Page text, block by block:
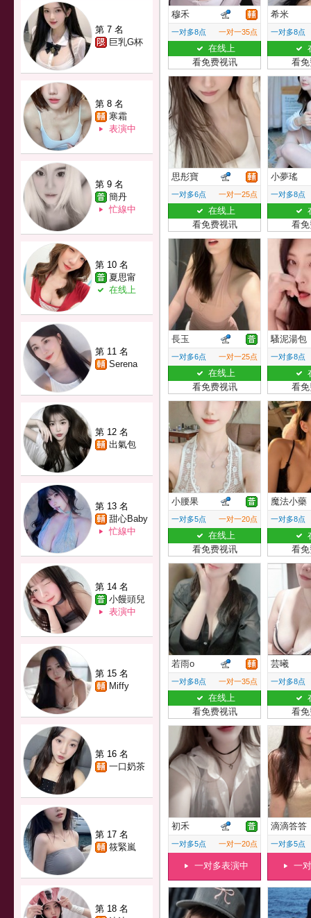
第 7 名
巨乳G杯
第 8 名
寒霜
表演中
第 9 名
簡丹
忙線中
第 10 名
夏思甯
在线上
第 11 名
Serena
第 12 名
出氣包
第 13 名
甜心Baby
忙線中
第 14 名
小饅頭兒
表演中
第 15 名
Miffy
第 16 名
一口奶茶
第 17 名
筱緊嵐
第 18 名
穆禾
一对多8点 一对一35点
在线上
看免费视讯
希米
一对多8点
看
思彤寶
一对多6点 一对一25点
在线上
看免费视讯
小夢瑤
一对多8点
看
長玉
一对多6点 一对一25点
在线上
看免费视讯
騷泥湯包
一对多8点
看
小腰果
一对多5点 一对一20点
在线上
看免费视讯
魔法小藥
一对多8点
看
若雨o
一对多8点 一对一35点
在线上
看免费视讯
芸曦
一对多8点
看
初禾
一对多5点 一对一20点
一对多表演中
滴滴答答
一对多5点
一